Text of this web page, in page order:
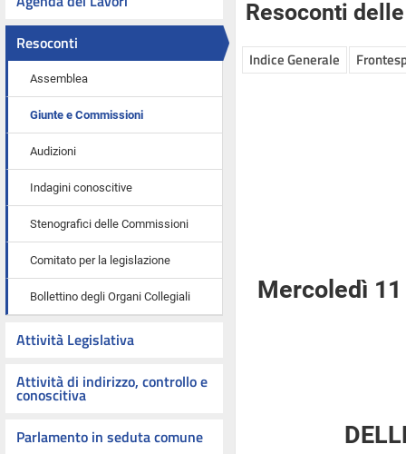
Resoconti
Assemblea
Giunte e Commissioni
Audizioni
Indagini conoscitive
Stenografici delle Commissioni
Comitato per la legislazione
Bollettino degli Organi Collegiali
Attività Legislativa
Attività di indirizzo, controllo e
conoscitiva
Parlamento in seduta comune
Resoconti
Indice Generale
Mercoledì